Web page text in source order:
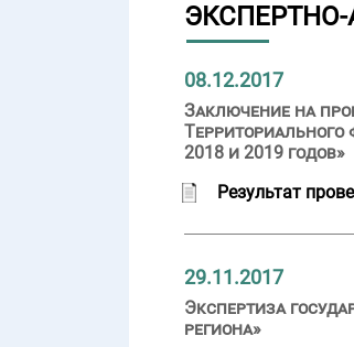
08.12.2017
Заключение на
2018 и 2019 годов»
Результат
29.11.2017
Экспертиза
региона»